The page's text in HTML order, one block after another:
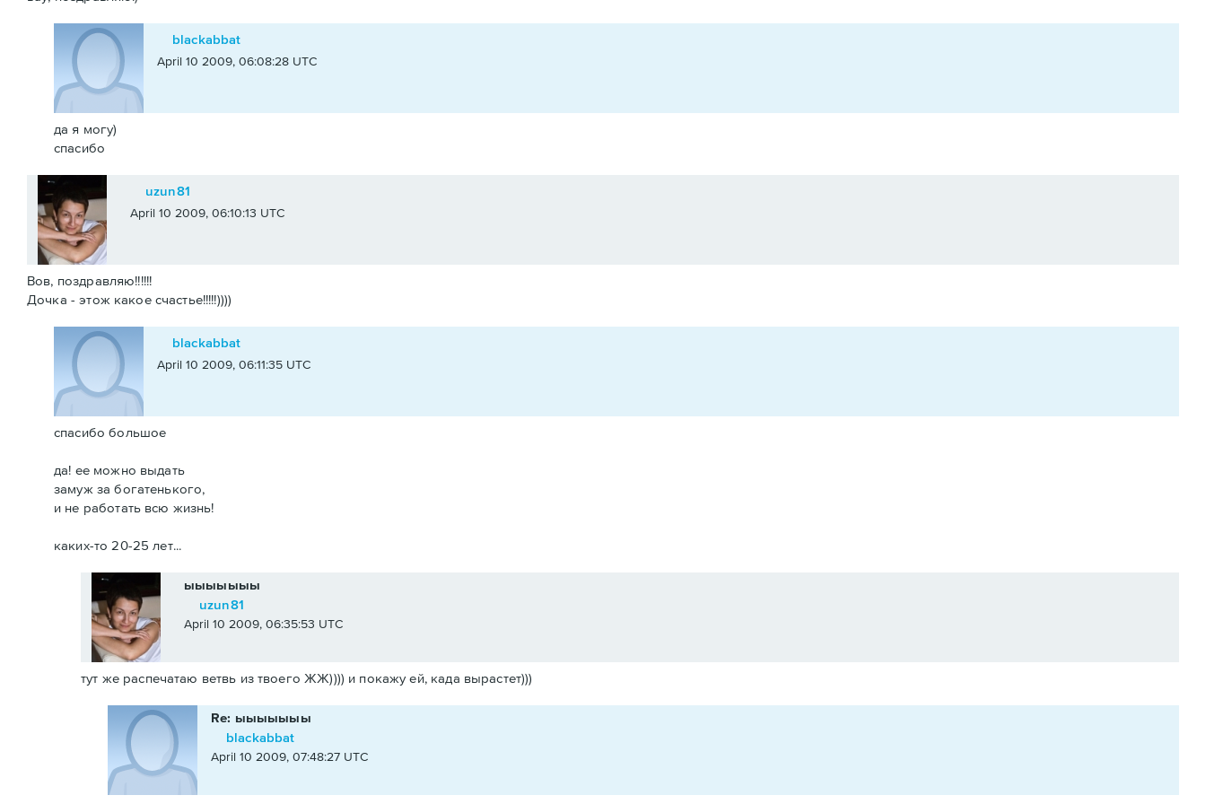
blackabbat
April 10 2009, 06:08:28 UTC
да я могу)
спасибо
uzun81
April 10 2009, 06:10:13 UTC
Вов, поздравляю!!!!!!
Дочка - этож какое счастье!!!!!))))
blackabbat
April 10 2009, 06:11:35 UTC
спасибо большое
да! ее можно выдать
замуж за богатенького,
и не работать всю жизнь!
каких-то 20-25 лет...
ыыыыыыы
uzun81
April 10 2009, 06:35:53 UTC
тут же распечатаю ветвь из твоего ЖЖ)))) и покажу ей, када вырастет)))
Re: ыыыыыыы
blackabbat
April 10 2009, 07:48:27 UTC